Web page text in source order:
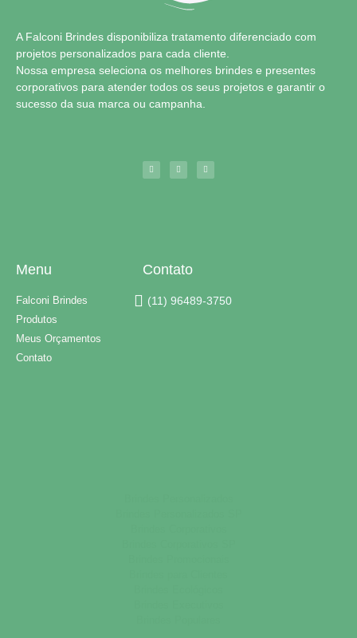
A Falconi Brindes disponibiliza tratamento diferenciado com
projetos personalizados para cada cliente.
Nossa empresa seleciona os melhores brindes e presentes
corporativos para atender todos os seus projetos e garantir o
sucesso da sua marca ou campanha.
Menu
Falconi Brindes
Produtos
Meus Orçamentos
Contato
Contato
(11) 96489-3750